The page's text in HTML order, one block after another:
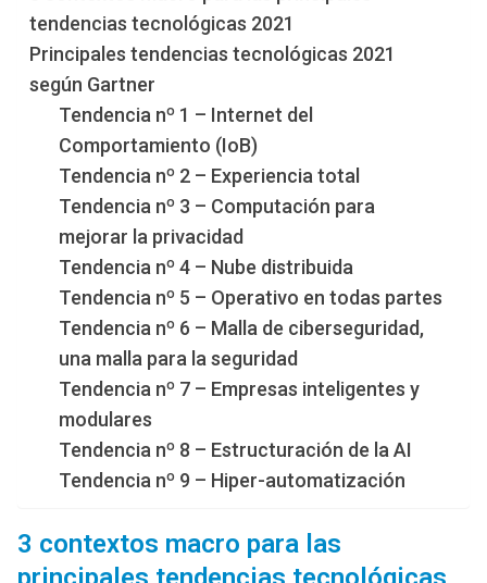
tendencias tecnológicas 2021
Principales tendencias tecnológicas 2021
según Gartner
Tendencia nº 1 – Internet del
Comportamiento (IoB)
Tendencia nº 2 – Experiencia total
Tendencia nº 3 – Computación para
mejorar la privacidad
Tendencia nº 4 – Nube distribuida
Tendencia nº 5 – Operativo en todas partes
Tendencia nº 6 – Malla de ciberseguridad,
una malla para la seguridad
Tendencia nº 7 – Empresas inteligentes y
modulares
Tendencia nº 8 – Estructuración de la AI
Tendencia nº 9 – Hiper-automatización
3 contextos macro para las